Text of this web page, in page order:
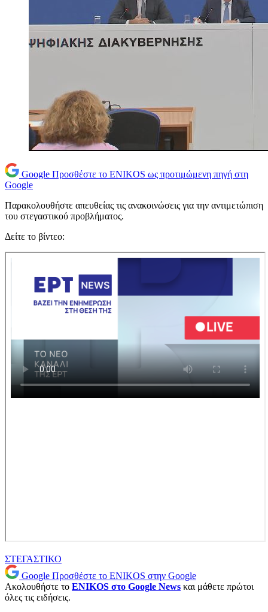
Google Προσθέστε το ENIKOS ως προτιμώμενη πηγή στη
Google
Παρακολουθήστε απευθείας τις ανακοινώσεις για την αντιμετώπιση
του στεγαστικού προβλήματος.
Δείτε το βίντεο:
ΣΤΕΓΑΣΤΙΚΟ
Google Προσθέστε το ENIKOS στην Google
Ακολουθήστε το ENIKOS στο Google News και μάθετε πρώτοι
όλες τις ειδήσεις.